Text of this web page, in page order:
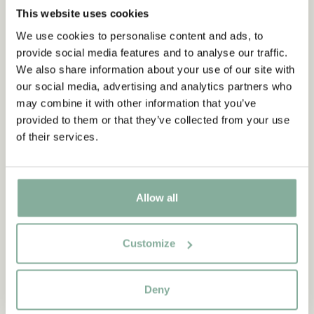
This website uses cookies
We use cookies to personalise content and ads, to
provide social media features and to analyse our traffic.
We also share information about your use of our site with
our social media, advertising and analytics partners who
may combine it with other information that you’ve
provided to them or that they’ve collected from your use
of their services.
Allow all
Customize
Deny
NEU -15%